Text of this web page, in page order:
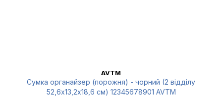
AVTM
Сумка органайзер (порожня) - чорний (2 відділу
52,6х13,2х18,6 см) 12345678901 AVTM